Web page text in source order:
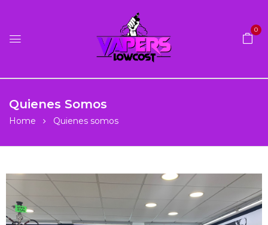
0
Quienes Somos
Home Quienes somos